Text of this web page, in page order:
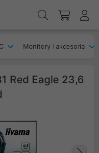
Monitory i akcesoria
Red Eagle 23,6